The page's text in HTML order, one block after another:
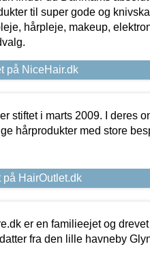
til super gode og
hårpleje, makeup,
på NiceHair.dk
stiftet i marts 2009. I deres
hårprodukter med store
på HairOutlet.dk
er en familieejet og
fra den lille havneby